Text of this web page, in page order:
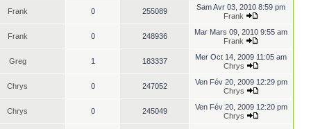
Frank 0 255089
Sam Avr 03, 2010 8:59 pm
Frank
Frank 0 248936
Mar Mars 09, 2010 9:55 am
Frank
Greg 1 183337
Mer Oct 14, 2009 11:05 am
Chrys
Chrys 0 247052
Ven Fév 20, 2009 12:29 pm
Chrys
Chrys 0 245049
Ven Fév 20, 2009 12:20 pm
Chrys